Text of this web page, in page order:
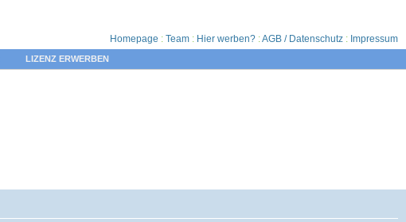
Homepage : Team : Hier werben? :AGB / Datenschutz : Impressum
LIZENZ ERWERBEN